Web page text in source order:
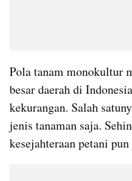
Pola tanam monokultur
besar daerah di
kekurangan. Salah
jenis tanaman saja.
kesejahteraan petani